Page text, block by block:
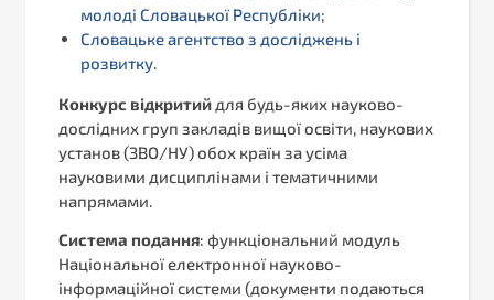
молоді Словацької Республіки;
Словацьке агентство з досліджень і
розвитку.
Конкурс відкритий для будь-яких науково-
дослідних груп закладів вищої освіти, наукових
установ (ЗВО/НУ) обох країн за усіма
науковими дисциплінами і тематичними
напрямами.
Система подання: функціональний модуль
Національної електронної науково-
інформаційної системи (документи подаються